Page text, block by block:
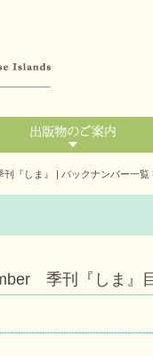
刊『しま』 | バックナンバー一覧
季刊『しま』